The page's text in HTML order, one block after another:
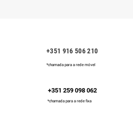
+351 916 506 210
*chamada para a rede móvel
+351 259 098 062
*chamada para a rede fixa